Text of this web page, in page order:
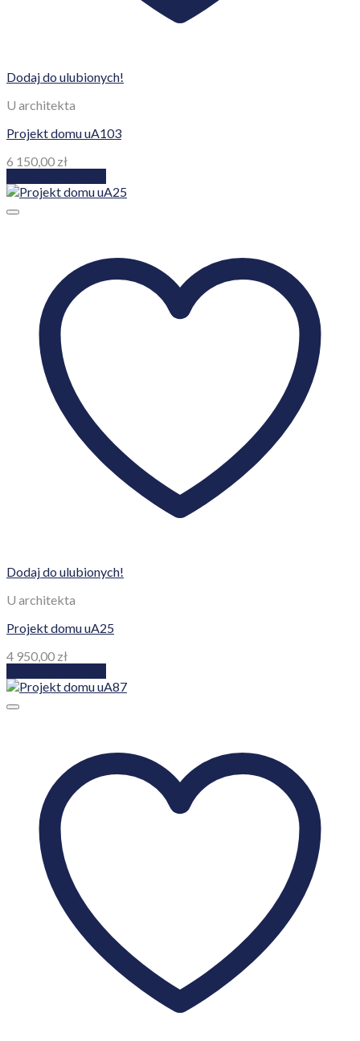
Dodaj do ulubionych!
U architekta
Projekt domu uA103
6 150,00 zł
Dodaj do ulubionych!
U architekta
Projekt domu uA25
4 950,00 zł